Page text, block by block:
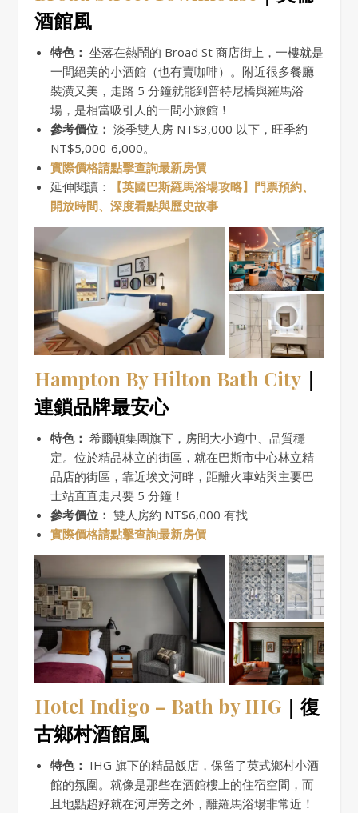
酒館風
特色： 坐落在熱鬧的 Broad St 商店街上，一樓就是
一間絕美的小酒館（也有賣咖啡）。附近很多餐廳
裝潢又美，走路 5 分鐘就能到普特尼橋與羅馬浴
場，是相當吸引人的一間小旅館！
參考價位： 淡季雙人房 NT$3,000 以下，旺季約
NT$5,000-6,000。
實際價格請點擊查詢最新房價
延伸閱讀：
【英國巴斯羅馬浴場攻略】門票預約、
開放時間、深度看點與歷史故事
Hampton By Hilton Bath City ｜
連鎖品牌最安心
特色： 希爾頓集團旗下，房間大小適中、品質穩
定。位於精品林立的街區，就在巴斯市中心林立精
品店的街區，靠近埃文河畔，距離火車站與主要巴
士站直直走只要 5 分鐘！
參考價位： 雙人房約 NT$6,000 有找
實際價格請點擊查詢最新房價
Hotel Indigo – Bath by IHG ｜復
古鄉村酒館風
特色： IHG 旗下的精品飯店，保留了英式鄉村小酒
館的氛圍。就像是那些在酒館樓上的住宿空間，而
且地點超好就在河岸旁之外，離羅馬浴場非常近！